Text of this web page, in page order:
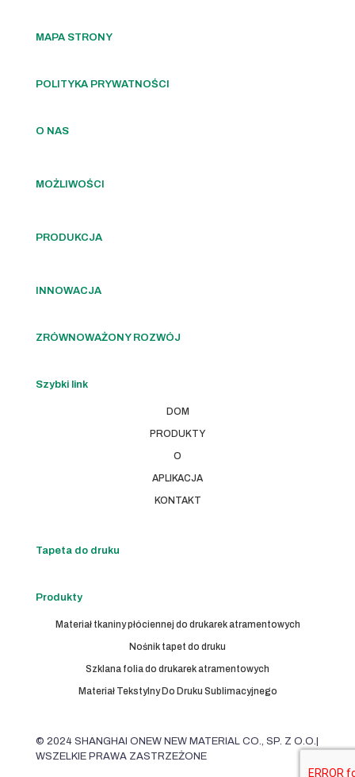
MAPA STRONY
POLITYKA PRYWATNOŚCI
O NAS
MOŻLIWOŚCI
PRODUKCJA
INNOWACJA
ZRÓWNOWAŻONY ROZWÓJ
Szybki link
DOM
PRODUKTY
O
APLIKACJA
KONTAKT
Tapeta do druku
Produkty
Materiał tkaniny płóciennej do drukarek atramentowych
Nośnik tapet do druku
Szklana folia do drukarek atramentowych
Materiał Tekstylny Do Druku Sublimacyjnego
© 2024 SHANGHAI ONEW NEW MATERIAL CO., SP. Z O.O.|
WSZELKIE PRAWA ZASTRZEŻONE